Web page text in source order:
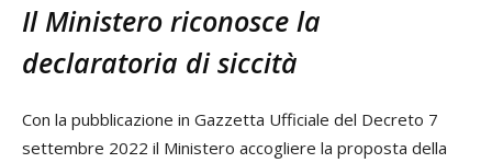
Il Ministero riconosce la
declaratoria di siccità
Con la pubblicazione in Gazzetta Ufficiale del Decreto 7
settembre 2022 il Ministero accogliere la proposta della